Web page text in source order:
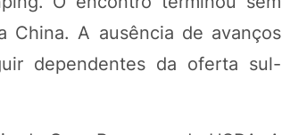
China. A ausência de avanços
dependentes da oferta sul-